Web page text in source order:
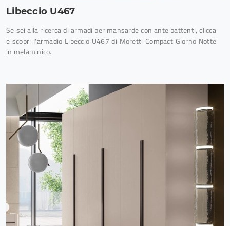
Libeccio U467
Se sei alla ricerca di armadi per mansarde con ante battenti, clicca
e scopri l'armadio Libeccio U467 di Moretti Compact Giorno Notte
in melaminico.